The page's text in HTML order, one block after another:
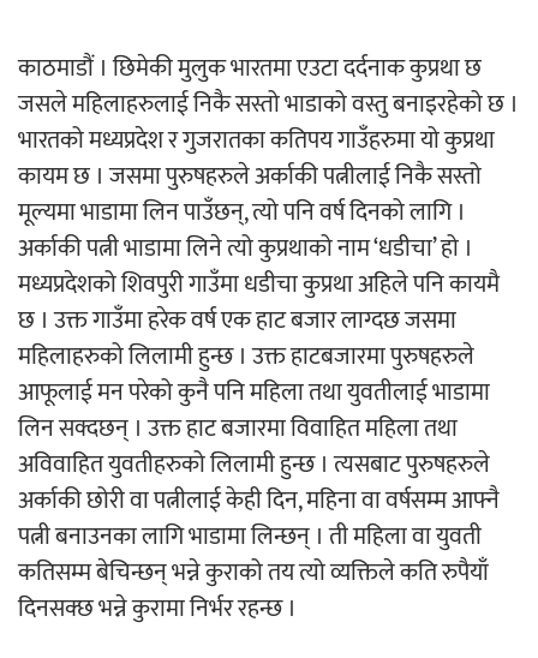
‘ईयुमा डट कम’ले बुधबारदेखि आफ्नो
औपचारिक सेवा सञ्चालनमा
हलमा छैन ‘गौँथली’को टिकट
‘आइतबारको अफिस’ को परिचर्चा सम्पन्न
काठमाडौं । छिमेकी मुलुक भारतमा एउटा दर्दनाक कुप्रथा छ
जसले महिलाहरुलाई निकै सस्तो भाडाको वस्तु बनाइरहेको छ ।
भारतको मध्यप्रदेश र गुजरातका कतिपय गाउँहरुमा यो कुप्रथा
कायम छ । जसमा पुरुषहरुले अर्काकी पत्नीलाई निकै सस्तो
मूल्यमा भाडामा लिन पाउँछन्, त्यो पनि वर्ष दिनको लागि ।
अर्काकी पत्नी भाडामा लिने त्यो कुप्रथाको नाम ‘धडीचा’ हो ।
मध्यप्रदेशको शिवपुरी गाउँमा धडीचा कुप्रथा अहिले पनि कायमै
छ । उक्त गाउँमा हरेक वर्ष एक हाट बजार लाग्दछ जसमा
महिलाहरुको लिलामी हुन्छ । उक्त हाटबजारमा पुरुषहरुले
आफूलाई मन परेको कुनै पनि महिला तथा युवतीलाई भाडामा
लिन सक्दछन् । उक्त हाट बजारमा विवाहित महिला तथा
अविवाहित युवतीहरुको लिलामी हुन्छ । त्यसबाट पुरुषहरुले
अर्काकी छोरी वा पत्नीलाई केही दिन, महिना वा वर्षसम्म आफ्नै
पत्नी बनाउनका लागि भाडामा लिन्छन् । ती महिला वा युवती
कतिसम्म बेचिन्छन् भन्ने कुराको तय त्यो व्यक्तिले कति रुपैयाँ
दिनसक्छ भन्ने कुरामा निर्भर रहन्छ ।